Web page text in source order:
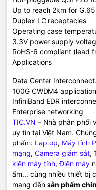
Up to reach 2km for
Duplex LC receptacles
Operating case
3.3V power supply
RoHS-6 compliant (lead
Applications
Data Center Interconnect.
100G CWDM4
InfiniBand EDR
Enterprise networking
TIC.VN – Nhà phân phối
uy tín tại Việt Nam.
phẩm: Laptop, Máy tính
mạng, Camera giám sát,
kiện máy tính,Điện máy
ẩm... cùng nhiều thiết bị
mang đến sản phẩm